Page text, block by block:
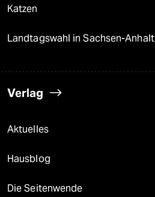
Katzen
Landtagswahl in Sachsen-Anhalt
Verlag
Aktuelles
Hausblog
Die Seitenwende